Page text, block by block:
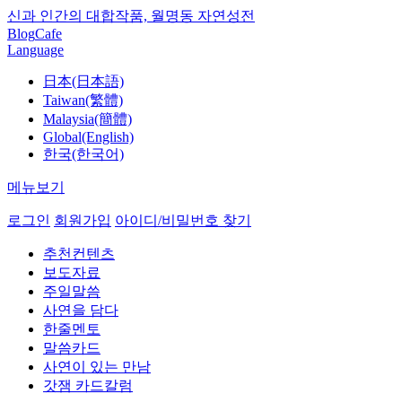
신과 인간의 대합작품, 월명동 자연성전
BlogCafe
Language
日本(日本語)
Taiwan(繁體)
Malaysia(簡體)
Global(English)
한국(한국어)
메뉴보기
로그인 회원가입 아이디/비밀번호 찾기
추천컨텐츠
보도자료
주일말씀
사연을 담다
한줄멘토
말씀카드
사연이 있는 만남
갓잼 카드칼럼